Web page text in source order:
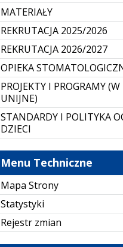
MATERIAŁY
REKRUTACJA 2025/2026
REKRUTACJA 2026/2027
OPIEKA
PROJEKTY I PROGRAMY
UNIJNE)
STANDARDY I POLITYKA
DZIECI
Menu Techniczne
Mapa Strony
Statystyki
Rejestr zmian